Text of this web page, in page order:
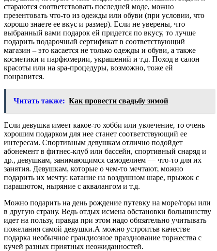
стараются соответствовать последней моде, можно
презентовать что-то из одежды или обуви (при условии, что
хорошо знаете ее вкус и размер). Если не уверены, что
выбранный вами подарок ей придется по вкусу, то лучше
подарить подарочный сертификат в соответствующий
магазин – это касается не только одежды и обуви, а также
косметики и парфюмерии, украшений и т.д. Поход в салон
красоты или на spa-процедуры, возможно, тоже ей
понравится.
Читать также: Как провести свадьбу зимой
Если девушка имеет какое-то хобби или увлечение, то очень
хорошим подарком для нее станет соответствующий ее
интересам. Спортивным девушкам отлично подойдет
абонемент в фитнес-клуб или бассейн, спортивный снаряд и
др., девушкам, занимающимся самоделием — что-то для их
занятия. Девушкам, которые о чем-то мечтают, можно
подарить их мечту: катание на воздушном шаре, прыжок с
парашютом, ныряние с аквалангом и т.д.
Можно подарить на день рождение путевку на море/горы или
в другую страну. Ведь отдых исмена обстановки большинству
идет на пользу, правда при этом надо обязательно учитывать
пожелания самой девушки.А можно устроитьв качестве
подарка необычное грандиозное празднование торжества с
кучей разных приятных неожиданностей.